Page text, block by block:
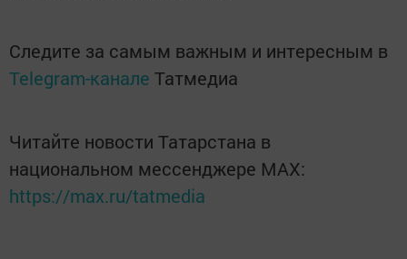
Следите за самым важным и интересным в
Telegram-канале Татмедиа
Читайте новости Татарстана в
национальном мессенджере MАХ:
https://max.ru/tatmedia